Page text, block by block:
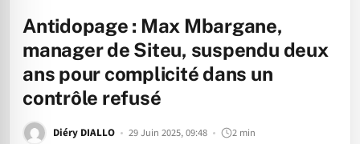
Antidopage : Max Mbargane,
manager de Siteu, suspendu deux
ans pour complicité dans un
contrôle refusé
Diéry DIALLO 29 Juin 2025, 09:48 2 min